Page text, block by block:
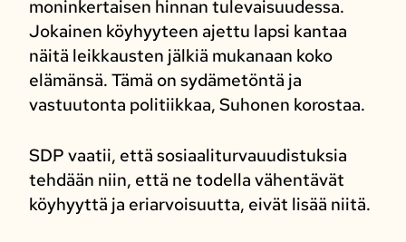
moninkertaisen hinnan tulevaisuudessa.
Jokainen köyhyyteen ajettu lapsi kantaa
näitä leikkausten jälkiä mukanaan koko
elämänsä. Tämä on sydämetöntä ja
vastuutonta politiikkaa, Suhonen korostaa.
SDP vaatii, että sosiaaliturvauudistuksia
tehdään niin, että ne todella vähentävät
köyhyyttä ja eriarvoisuutta, eivät lisää niitä.